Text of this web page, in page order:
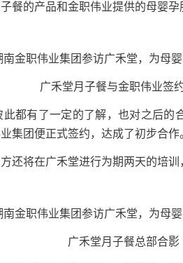
餐的产品和金职伟业提供的母婴
广禾堂月子餐与金职伟业签
都有了一定的了解，也对之后的
集团便正式签约，达成了初步合作
还将在广禾堂进行为期两天的培
广禾堂月子餐总部合影